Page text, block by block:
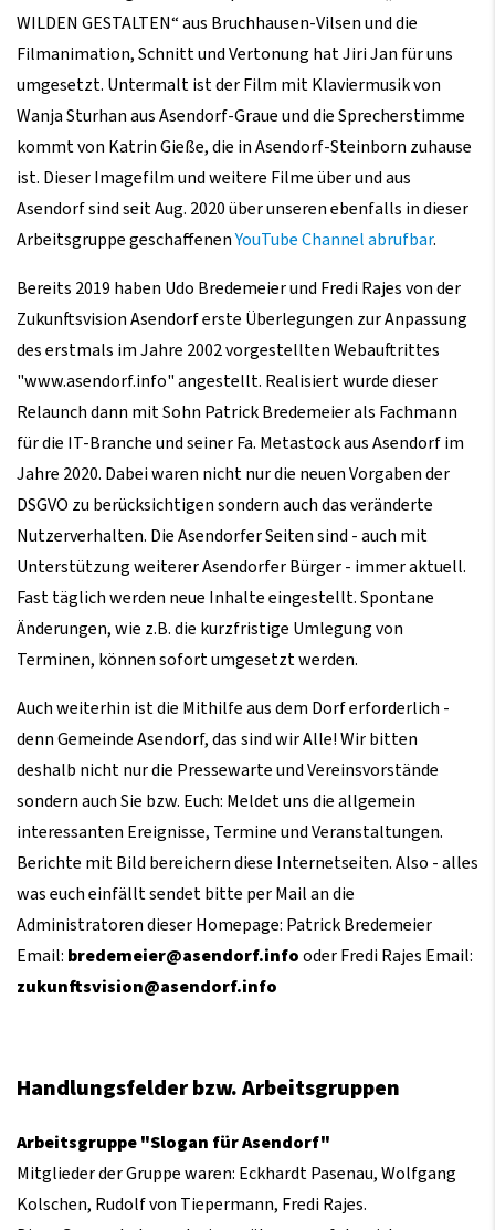
WILDEN GESTALTEN“ aus Bruchhausen-Vilsen und die
Filmanimation, Schnitt und Vertonung hat Jiri Jan für uns
umgesetzt. Untermalt ist der Film mit Klaviermusik von
Wanja Sturhan aus Asendorf-Graue und die Sprecherstimme
kommt von Katrin Gieße, die in Asendorf-Steinborn zuhause
ist. Dieser Imagefilm und weitere Filme über und aus
Asendorf sind seit Aug. 2020 über unseren ebenfalls in dieser
Arbeitsgruppe geschaffenenYouTube Channel abrufbar.
Bereits 2019 haben Udo Bredemeier und Fredi Rajes von der
Zukunftsvision Asendorf erste Überlegungen zur Anpassung
des erstmals im Jahre 2002 vorgestellten Webauftrittes
"www.asendorf.info" angestellt. Realisiert wurde dieser
Relaunch dann mit Sohn Patrick Bredemeier als Fachmann
für die IT-Branche und seiner Fa. Metastock aus Asendorf im
Jahre 2020. Dabei waren nicht nur die neuen Vorgaben der
DSGVO zu berücksichtigen sondern auch das veränderte
Nutzerverhalten. Die Asendorfer Seiten sind - auch mit
Unterstützung weiterer Asendorfer Bürger- immer aktuell.
Fast täglich werden neue Inhalte eingestellt. Spontane
Änderungen, wie z.B. die kurzfristige Umlegung von
Terminen, können sofort umgesetzt werden.
Auch weiterhin ist die Mithilfe aus dem Dorf erforderlich -
denn Gemeinde Asendorf, das sind wir Alle! Wir bitten
deshalb nicht nur die Pressewarte und Vereinsvorstände
sondern auch Sie bzw. Euch: Meldet unsdieallgemein
interessanten Ereignisse, Termine und Veranstaltungen.
Berichte mit Bild bereichern diese Internetseiten. Also - alles
was euch einfällt sendet bitte per Mail an die
Administratoren dieser Homepage: Patrick Bredemeier
Email: bredemeier@asendorf.infooder Fredi Rajes Email:
zukunftsvision@asendorf.info
Handlungsfelder bzw. Arbeitsgruppen
Arbeitsgruppe "Slogan für Asendorf"
Mitglieder der Gruppe waren: Eckhardt Pasenau, Wolfgang
Kolschen, Rudolf von Tiepermann, Fredi Rajes.